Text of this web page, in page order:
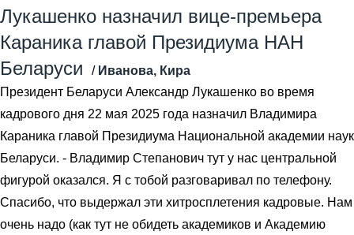
Лукашенко назначил вице-премьера
Караника главой Президиума НАН
Беларуси
/ Иванова, Кира
Президент Беларуси Александр Лукашенко во время
кадрового дня 22 мая 2025 года назначил Владимира
Караника главой Президиума Национальной академии наук
Беларуси. - Владимир Степанович тут у нас центральной
фигурой оказался. Я с тобой разговаривал по телефону.
Спасибо, что выдержал эти хитросплетения кадровые. Нам
очень надо (как тут не обидеть академиков и Академию